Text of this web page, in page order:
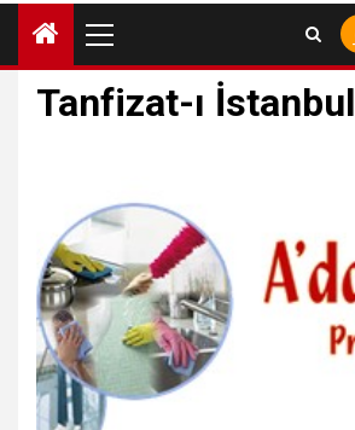
Menu
Tanfizat-ı İstanbul